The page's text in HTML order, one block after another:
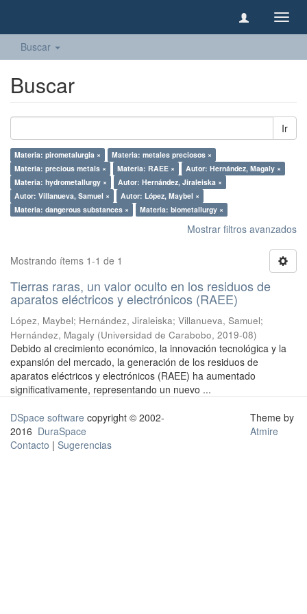
Buscar
Buscar
Ir
Materia: pirometalurgia ×
Materia: metales preciosos ×
Materia: precious metals ×
Materia: RAEE ×
Autor: Hernández, Magaly ×
Materia: hydrometallurgy ×
Autor: Hernández, Jiraleiska ×
Autor: Villanueva, Samuel ×
Autor: López, Maybel ×
Materia: dangerous substances ×
Materia: biometallurgy ×
Mostrar filtros avanzados
Mostrando ítems 1-1 de 1
Tierras raras, un valor oculto en los residuos de
aparatos eléctricos y electrónicos (RAEE)
López, Maybel; Hernández, Jiraleiska; Villanueva, Samuel;
Hernández, Magaly (Universidad de Carabobo, 2019-08)
Debido al crecimiento económico, la innovación tecnológica y la
expansión del mercado, la generación de los residuos de
aparatos eléctricos y electrónicos (RAEE) ha aumentado
significativamente, representando un nuevo ...
DSpace software copyright © 2002-
2016 DuraSpace
Contacto | Sugerencias
Theme by
Atmire